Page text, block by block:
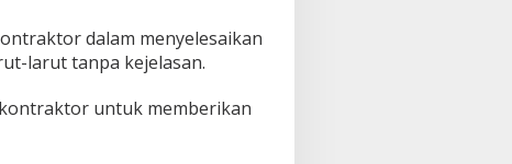
dalam menyelesaikan
larut tanpa kejelasan.
untuk memberikan